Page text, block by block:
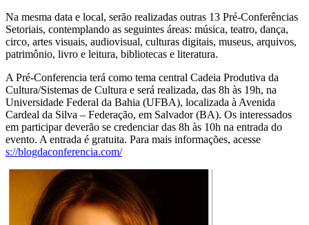
Na mesma data e local, serão realizadas outras 13 Pré-Conferências
Setoriais, contemplando as seguintes áreas: música, teatro, dança,
circo, artes visuais, audiovisual, culturas digitais, museus, arquivos,
patrimônio, livro e leitura, bibliotecas e literatura.
A Pré-Conferencia terá como tema central Cadeia Produtiva da
Cultura/Sistemas de Cultura e será realizada, das 8h às 19h, na
Universidade Federal da Bahia (UFBA), localizada à Avenida
Cardeal da Silva – Federação, em Salvador (BA). Os interessados
em participar deverão se credenciar das 8h às 10h na entrada do
evento. A entrada é gratuita. Para mais informações, acesse
s://blogdaconferencia.com/